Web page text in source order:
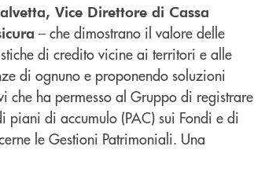
Vice Direttore di Cassa
– che dimostrano il valore delle
di credito vicine ai territori e alle
di ognuno e proponendo soluzioni
che ha permesso al Gruppo di registrare
piani di accumulo (PAC) sui Fondi e di
le Gestioni Patrimoniali. Una